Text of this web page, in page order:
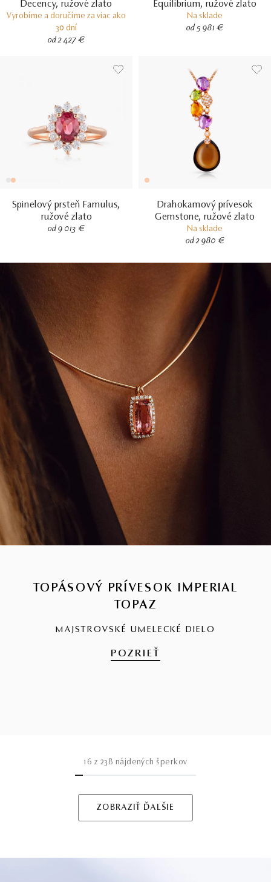
Decency, ružové zlato
Vyrobíme a doručíme za viac ako
30 dní
od 2 427 €
Equilibrium, ružové zlato
Na sklade
od 5 981 €
Spinelový prsteň Famulus,
ružové zlato
od 9 013 €
Drahokamový prívesok
Gemstone, ružové zlato
Na sklade
od 2 980 €
TOPÁSOVÝ PRÍVESOK IMPERIAL
TOPAZ
MAJSTROVSKÉ UMELECKÉ DIELO
POZRIEŤ
16 z 238 nájdených šperkov
ZOBRAZIŤ ĎALŠIE